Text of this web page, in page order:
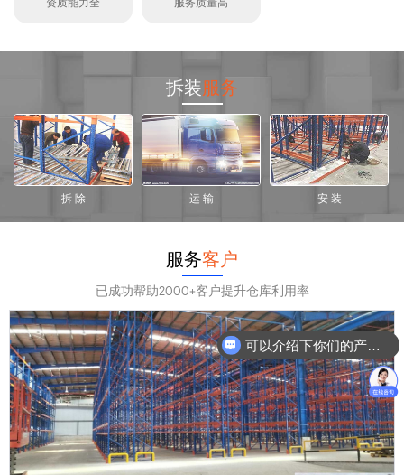
拆装服务
拆 除 运 输 安 装
服务客户
已成功帮助2000+客户提升仓库利用率
可以介绍下你们的产品么？
你们是怎么收费的呢？